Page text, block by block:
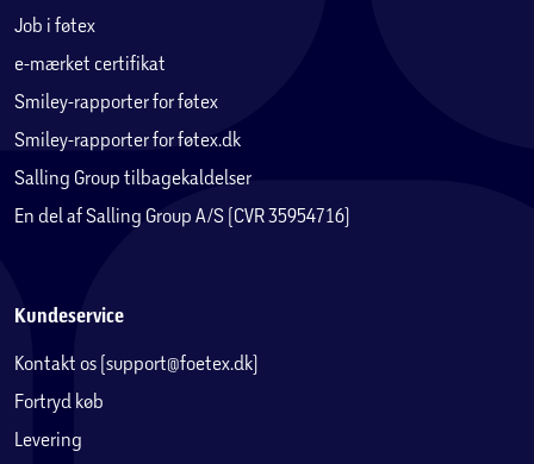
Job i føtex
e-mærket certifikat
Smiley-rapporter for føtex
Smiley-rapporter for føtex.dk
Salling Group tilbagekaldelser
En del af Salling Group A/S (CVR 35954716)
Kundeservice
Kontakt os (support@foetex.dk)
Fortryd køb
Levering